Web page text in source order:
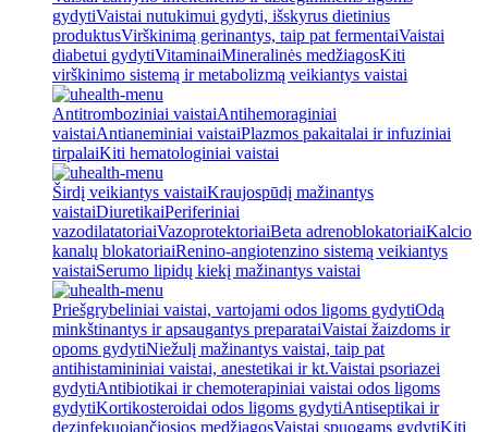
gydytiVaistai nutukimui gydyti, išskyrus dietinius
produktusVirškinimą gerinantys, taip pat fermentaiVaistai
diabetui gydytiVitaminaiMineralinės medžiagosKiti
virškinimo sistemą ir metabolizmą veikiantys vaistai
Antitromboziniai vaistaiAntihemoraginiai
vaistaiAntianeminiai vaistaiPlazmos pakaitalai ir infuziniai
tirpalaiKiti hematologiniai vaistai
Širdį veikiantys vaistaiKraujospūdį mažinantys
vaistaiDiuretikaiPeriferiniai
vazodilatatoriaiVazoprotektoriaiBeta adrenoblokatoriaiKalcio
kanalų blokatoriaiRenino-angiotenzino sistemą veikiantys
vaistaiSerumo lipidų kiekį mažinantys vaistai
Priešgrybeliniai vaistai, vartojami odos ligoms gydytiOdą
minkštinantys ir apsaugantys preparataiVaistai žaizdoms ir
opoms gydytiNiežulį mažinantys vaistai, taip pat
antihistamininiai vaistai, anestetikai ir kt.Vaistai psoriazei
gydytiAntibiotikai ir chemoterapiniai vaistai odos ligoms
gydytiKortikosteroidai odos ligoms gydytiAntiseptikai ir
dezinfekuojančiosios medžiagosVaistai spuogams gydytiKiti